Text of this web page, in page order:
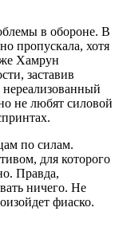
в обороне. В
пропускала, хотя
Хамрун
заставив
не любят силовой
по силам.
для которого
Правда,
ничего. Не
фиаско.